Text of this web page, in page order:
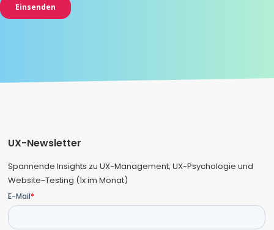
UX-Newsletter
Spannende Insights zu UX-Management, UX-Psychologie und
Website-Testing (1x im Monat)